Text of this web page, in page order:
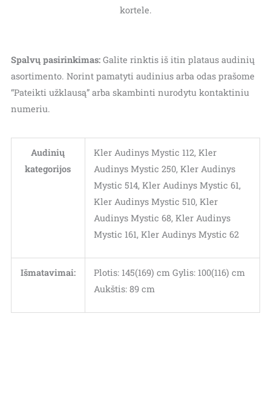
kortele.
Spalvų pasirinkimas:Galite rinktis iš itin plataus audinių
asortimento. Norint pamatyti audinius arba odas prašome
“Pateikti užklausą” arba skambinti nurodytu kontaktiniu
numeriu.
Audinių
kategorijos
Kler Audinys Mystic 112, Kler
Audinys Mystic 250, Kler Audinys
Mystic 514, Kler Audinys Mystic 61,
Kler Audinys Mystic 510, Kler
Audinys Mystic 68, Kler Audinys
Mystic 161, Kler Audinys Mystic 62
Išmatavimai:
Plotis: 145(169) cm Gylis: 100(116) cm
Aukštis: 89 cm